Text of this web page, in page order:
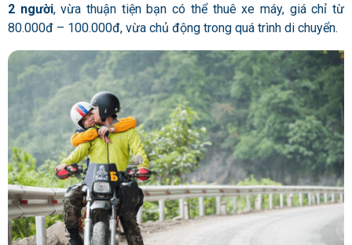
2 người, vừa thuận tiện bạn có thể thuê xe máy, giá chỉ từ
80.000đ – 100.000đ, vừa chủ động trong quá trình di chuyển.